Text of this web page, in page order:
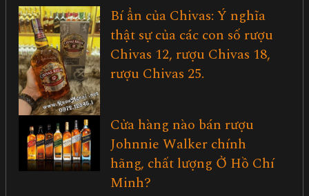
Bí ẩn của Chivas: Ý nghĩa
thật sự của các con số rượu
Chivas 12, rượu Chivas 18,
rượu Chivas 25.
Cửa hàng nào bán rượu
Johnnie Walker chính
hãng, chất lượng Ở Hồ Chí
Minh?